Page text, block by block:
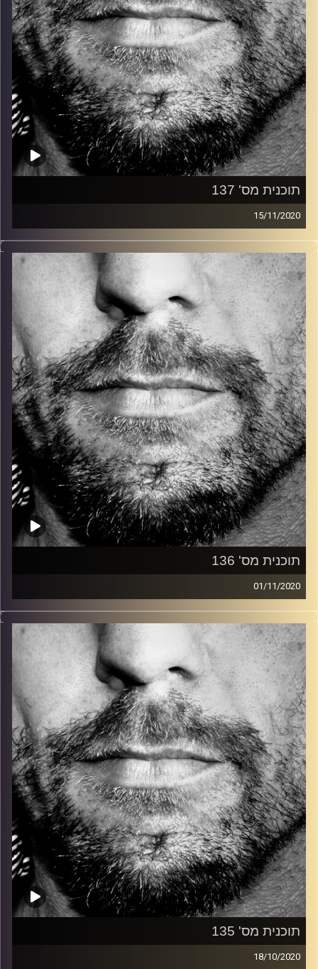
תוכנית מס' 137
15/11/2020
זיפים, מוזיקה מחוספסת של הופעות חיות. הרבה ג'אם, רוק,
בלוז, bluegrass, ג'אז, Fאנק, פרוגרסיב ואפילו אלקטרוניקה.
כל מה שחי, אמיתי ונושם.
עם שמוליק רגב.
קרדיט תמונות: David Goehring
תוכנית מס' 136
01/11/2020
זיפים, מוזיקה מחוספסת של הופעות חיות. הרבה ג'אם, רוק,
בלוז, bluegrass, ג'אז, Fאנק, פרוגרסיב ואפילו אלקטרוניקה.
כל מה שחי, אמיתי ונושם.
עם שמוליק רגב.
קרדיט תמונות: David Goehring
תוכנית מס' 135
18/10/2020